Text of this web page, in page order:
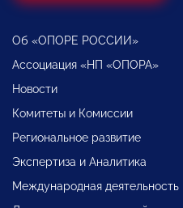
Об «ОПОРЕ РОССИИ»
Ассоциация «НП «ОПОРА»
Новости
Комитеты и Комиссии
Региональное развитие
Экспертиза и Аналитика
Международная деятельность